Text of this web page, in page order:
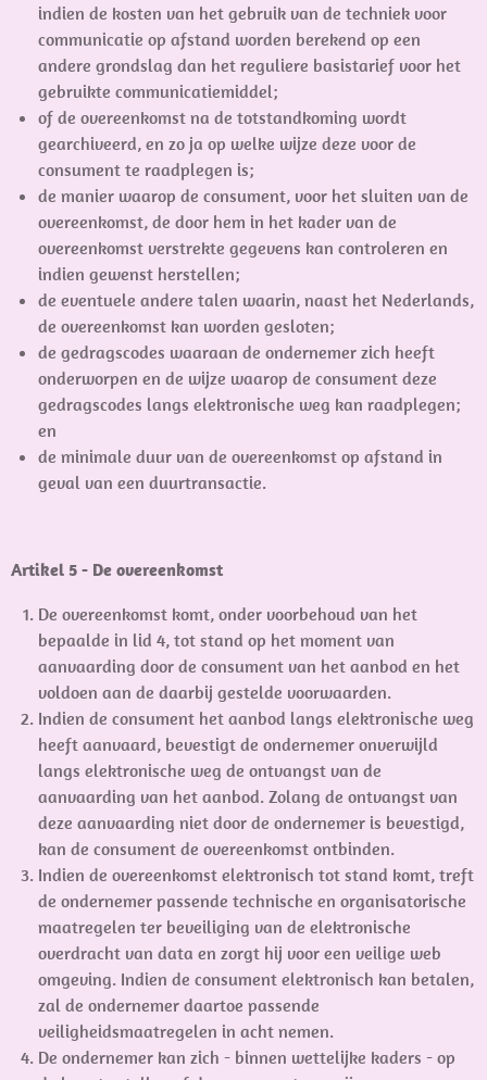
indien de kosten van het gebruik van de techniek voor
communicatie op afstand worden berekend op een
andere grondslag dan het reguliere basistarief voor het
gebruikte communicatiemiddel;
of de overeenkomst na de totstandkoming wordt
gearchiveerd, en zo ja op welke wijze deze voor de
consument te raadplegen is;
de manier waarop de consument, voor het sluiten van de
overeenkomst, de door hem in het kader van de
overeenkomst verstrekte gegevens kan controleren en
indien gewenst herstellen;
de eventuele andere talen waarin, naast het Nederlands,
de overeenkomst kan worden gesloten;
de gedragscodes waaraan de ondernemer zich heeft
onderworpen en de wijze waarop de consument deze
gedragscodes langs elektronische weg kan raadplegen;
en
de minimale duur van de overeenkomst op afstand in
geval van een duurtransactie.
Artikel 5 - De overeenkomst
De overeenkomst komt, onder voorbehoud van het
bepaalde in lid 4, tot stand op het moment van
aanvaarding door de consument van het aanbod en het
voldoen aan de daarbij gestelde voorwaarden.
Indien de consument het aanbod langs elektronische weg
heeft aanvaard, bevestigt de ondernemer onverwijld
langs elektronische weg de ontvangst van de
aanvaarding van het aanbod. Zolang de ontvangst van
deze aanvaarding niet door de ondernemer is bevestigd,
kan de consument de overeenkomst ontbinden.
Indien de overeenkomst elektronisch tot stand komt, treft
de ondernemer passende technische en organisatorische
maatregelen ter beveiliging van de elektronische
overdracht van data en zorgt hij voor een veilige web
omgeving. Indien de consument elektronisch kan betalen,
zal de ondernemer daartoe passende
veiligheidsmaatregelen in acht nemen.
De ondernemer kan zich - binnen wettelijke kaders - op